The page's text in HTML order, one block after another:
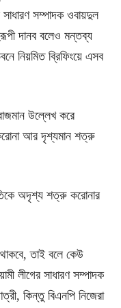
সম্পাদক ওবায়দুল
দানব বলেও মন্তব্য
নিয়মিত ব্রিফিংয়ে এসব
উল্লেখ করে
আর দৃশ্যমান শত্রু
অদৃশ্য শত্রু করোনার
থাকবে, তাই বলে কেউ
লীগের সাধারণ সম্পাদক
কিন্তু বিএনপি নিজেরা